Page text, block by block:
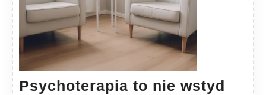
Psychoterapia to nie wstyd